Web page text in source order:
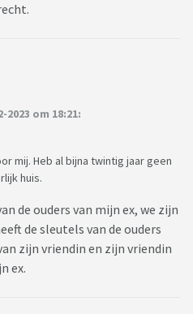
om 18:21:
mij. Heb al bijna twintig jaar geen
huis.
de ouders van mijn ex, we zijn
de sleutels van de ouders
zijn vriendin en zijn vriendin
ex.